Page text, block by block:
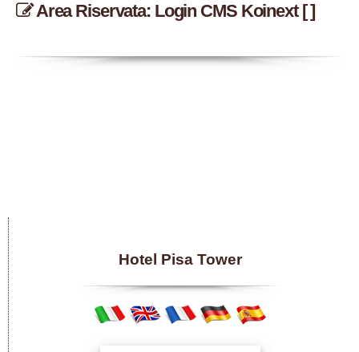
Area Riservata: Login CMS Koinext [ ]
Hotel Pisa Tower